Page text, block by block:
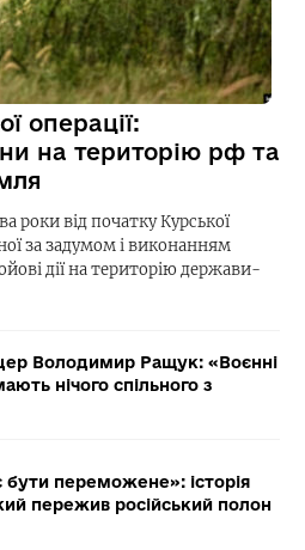
операції:
на територію рф та
роки від початку Курської
за задумом і виконанням
дії на територію держави-
Володимир Ращук: «Воєнні
нічого спільного з
переможене»: історія
пережив російський полон